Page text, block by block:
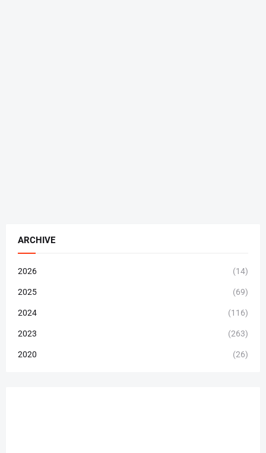
ARCHIVE
2026 (14)
2025 (69)
2024 (116)
2023 (263)
2020 (26)